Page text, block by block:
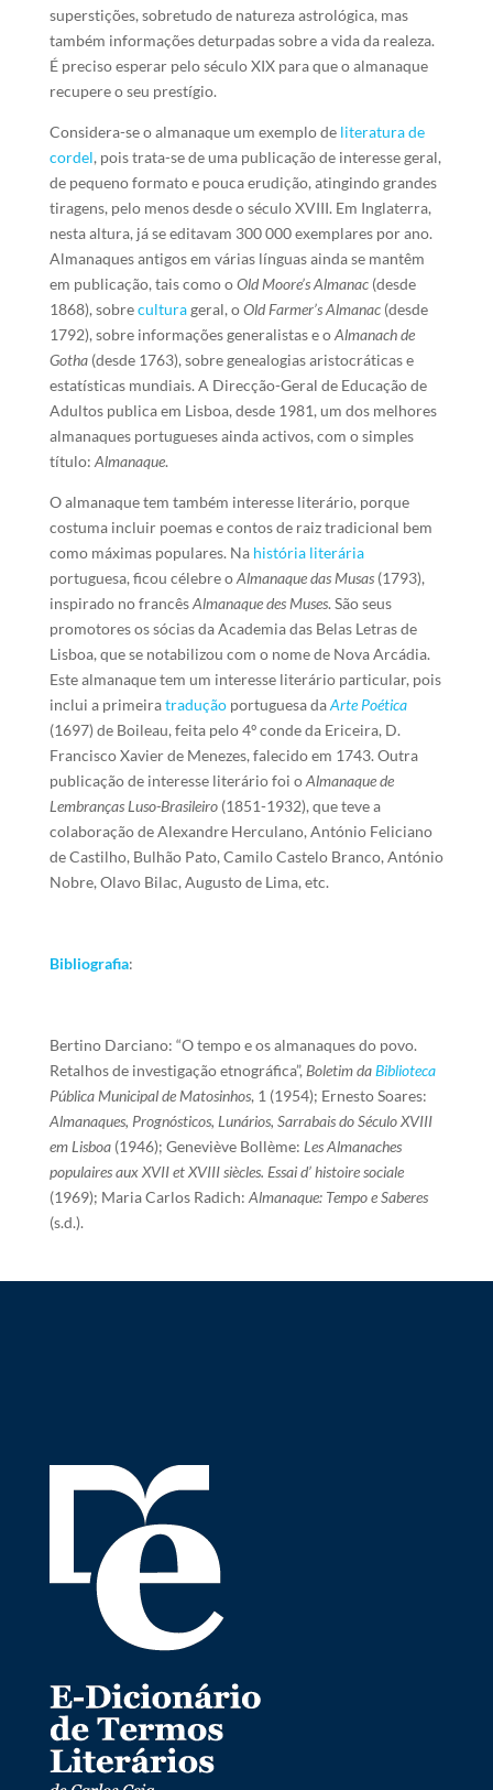
superstições, sobretudo de natureza astrológica, mas
também informações deturpadas sobre a vida da realeza.
É preciso esperar pelo século XIX para que o almanaque
recupere o seu prestígio.
Considera-se o almanaque um exemplo de literatura de
cordel, pois trata-se de uma publicação de interesse geral,
de pequeno formato e pouca erudição, atingindo grandes
tiragens, pelo menos desde o século XVIII. Em Inglaterra,
nesta altura, já se editavam 300 000 exemplares por ano.
Almanaques antigos em várias línguas ainda se mantêm
em publicação, tais como oOld Moore’s Almanac(desde
1868), sobreculturageral, oOld Farmer’s Almanac(desde
1792), sobre informações generalistas e oAlmanach de
Gotha(desde 1763), sobre genealogias aristocráticas e
estatísticas mundiais. A Direcção-Geral de Educação de
Adultos publica em Lisboa, desde 1981, um dos melhores
almanaques portugueses ainda activos, com o simples
título: Almanaque.
O almanaque tem também interesse literário, porque
costuma incluir poemas e contos de raiz tradicional bem
como máximas populares. Na história literária
portuguesa, ficou célebre oAlmanaque das Musas(1793),
inspirado no francêsAlmanaque des Muses. São seus
promotores os sócias da Academia das Belas Letras de
Lisboa, que se notabilizou com o nome de Nova Arcádia.
Este almanaque tem um interesse literário particular, pois
inclui a primeiratraduçãoportuguesa daArte Poética
(1697) de Boileau, feita pelo 4º conde da Ericeira, D.
Francisco Xavier de Menezes, falecido em 1743. Outra
publicação de interesse literário foi oAlmanaque de
Lembranças Luso-Brasileiro (1851-1932), que teve a
colaboração de Alexandre Herculano, António Feliciano
de Castilho, Bulhão Pato, Camilo Castelo Branco, António
Nobre, Olavo Bilac, Augusto de Lima, etc.
Bibliografia:
Bertino Darciano: “O tempo e os almanaques do povo.
Retalhos de investigação etnográfica”, Boletim daBiblioteca
Pública Municipal de Matosinhos, 1 (1954); Ernesto Soares:
Almanaques, Prognósticos, Lunários, Sarrabais do Século XVIII
em Lisboa(1946); Geneviève Bollème: Les Almanaches
populaires aux XVII et XVIII siècles. Essai d’ histoire sociale
(1969); Maria Carlos Radich: Almanaque: Tempo e Saberes
(s.d.).